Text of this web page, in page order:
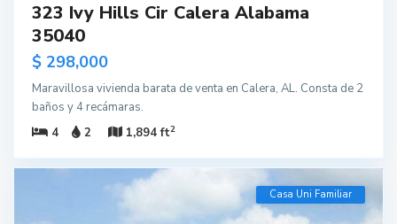
323 Ivy Hills Cir Calera Alabama
35040
$ 298,000
Maravillosa vivienda barata de venta en Calera, AL. Consta de 2
baños y 4 recámaras.
4
2 1,894 ft2
Casa Uni Familiar